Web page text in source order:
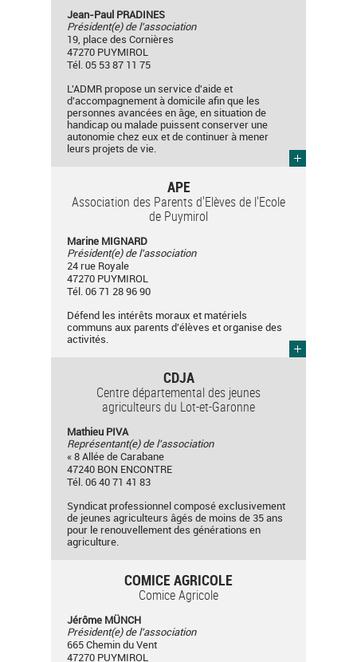
Jean-Paul PRADINES
Président(e) de l'association
19, place des Cornières
47270 PUYMIROL
Tél. 05 53 87 11 75
L'ADMR propose un service d'aide et
d'accompagnement à domicile afin que les
personnes avancées en âge, en situation de
handicap ou malade puissent conserver une
autonomie chez eux et de continuer à mener
leurs projets de vie.
APE
Association des Parents d'Elèves de l'Ecole
de Puymirol
Marine MIGNARD
Président(e) de l'association
24 rue Royale
47270 PUYMIROL
Tél. 06 71 28 96 90
Défend les intérêts moraux et matériels
communs aux parents d'élèves et organise des
activités.
CDJA
Centre départemental des jeunes
agriculteurs du Lot-et-Garonne
Mathieu PIVA
Représentant(e) de l'association
« 8 Allée de Carabane
47240 BON ENCONTRE
Tél. 06 40 71 41 83
Syndicat professionnel composé exclusivement
de jeunes agriculteurs âgés de moins de 35 ans
pour le renouvellement des générations en
agriculture.
COMICE AGRICOLE
Comice Agricole
Jérôme MÜNCH
Président(e) de l'association
665 Chemin du Vent
47270 PUYMIROL